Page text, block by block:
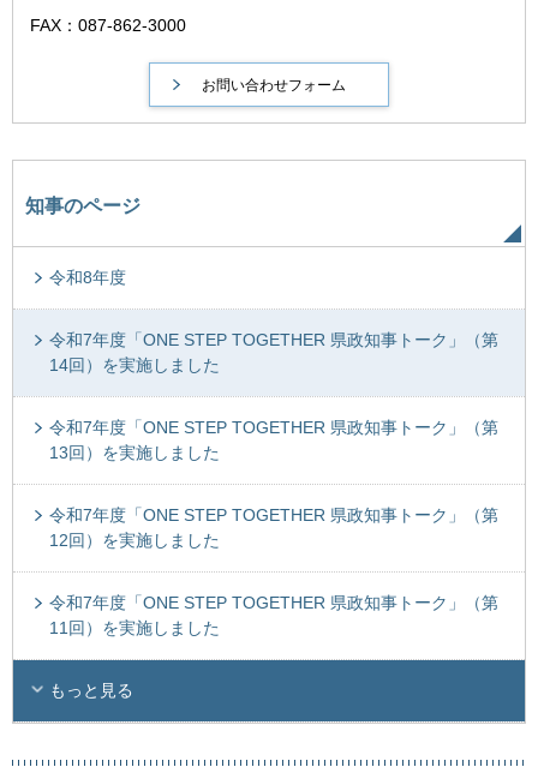
FAX：087-862-3000
知事のページ
令和8年度
令和7年度「ONE STEP TOGETHER 県政知事トーク」（第
14回）を実施しました
令和7年度「ONE STEP TOGETHER 県政知事トーク」（第
13回）を実施しました
令和7年度「ONE STEP TOGETHER 県政知事トーク」（第
12回）を実施しました
令和7年度「ONE STEP TOGETHER 県政知事トーク」（第
11回）を実施しました
もっと見る